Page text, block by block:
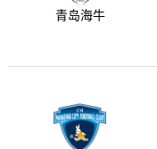
青岛海牛